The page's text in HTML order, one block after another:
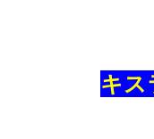
キス